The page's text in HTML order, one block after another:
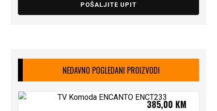
POŠALJITE UPIT
NEDAVNO POGLEDANI PROIZVODI
385,00 KM